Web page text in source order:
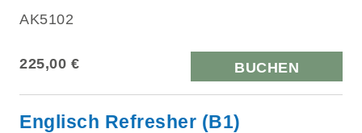
AK5102
225,00 € BUCHEN
Englisch Refresher (B1)